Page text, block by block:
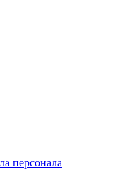
персонала